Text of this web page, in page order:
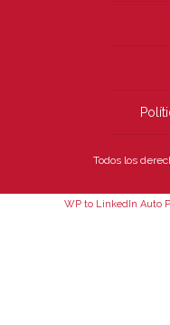
Todos los
WP to LinkedIn Auto